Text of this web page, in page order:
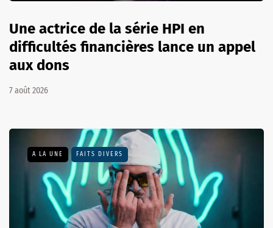
Une actrice de la série HPI en
difficultés financières lance un appel
aux dons
7 août 2026
A LA UNE FAITS DIVERS